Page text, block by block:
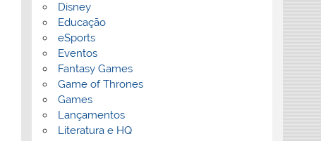
Disney
Educação
eSports
Eventos
Fantasy Games
Game of Thrones
Games
Lançamentos
Literatura e HQ